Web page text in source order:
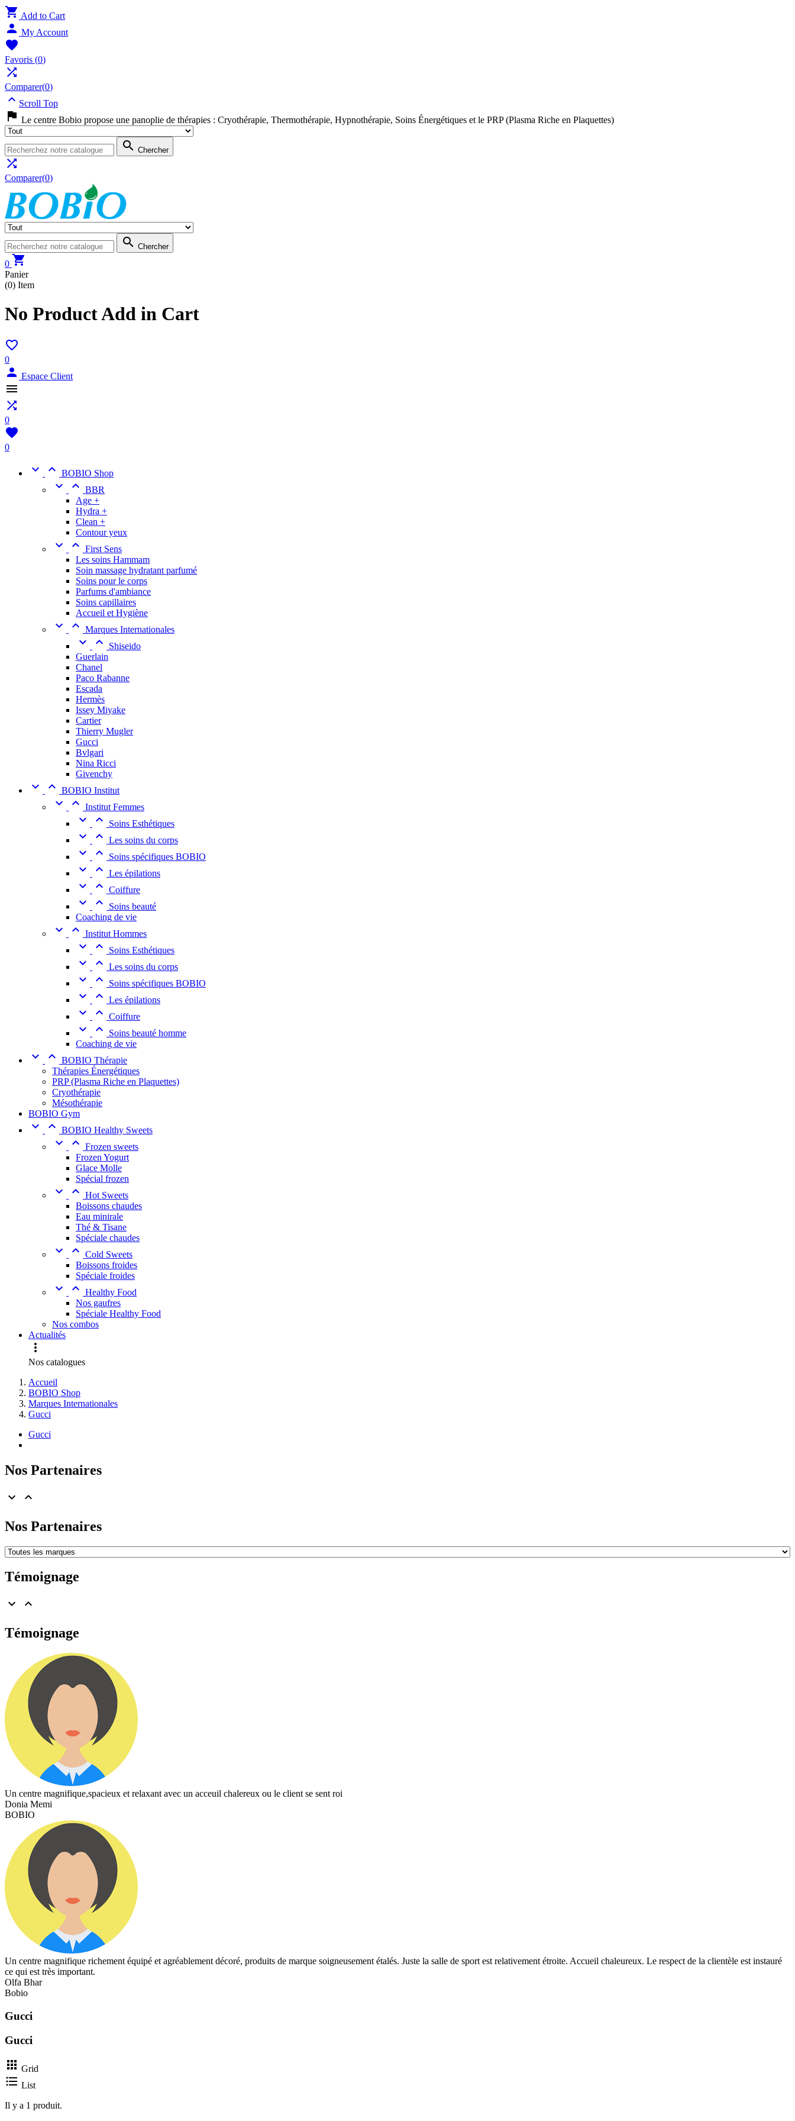
 Add to Cart
 My Account

Favoris (0)

Comparer(0)
 Scroll Top
 Le centre Bobio propose une panoplie de thérapies : Cryothérapie, Thermothérapie, Hypnothérapie, Soins Énergétiques et le PRP (Plasma Riche en Plaquettes)
 Chercher

Comparer(0)
 Chercher
0 
Panier
(0) Item
No Product Add in Cart

0
 Espace Client


0

0
  BOBIO Shop
  BBR
Age +
Hydra +
Clean +
Contour yeux
  First Sens
Les soins Hammam
Soin massage hydratant parfumé
Soins pour le corps
Parfums d'ambiance
Soins capillaires
Accueil et Hygiène
  Marques Internationales
 
Shiseido
Guerlain
Chanel
Paco Rabanne
Escada
Hermès
Issey Miyake
Cartier
Thierry Mugler
Gucci
Bvlgari
Nina Ricci
Givenchy
  BOBIO Institut
  Institut Femmes
  Soins Esthétiques
  Les soins du corps
  Soins spécifiques BOBIO
  Les épilations
  Coiffure
 
Soins beauté
Coaching de vie
  Institut Hommes
  Soins Esthétiques
  Les soins du corps
  Soins spécifiques BOBIO
  Les épilations
  Coiffure
 
Soins beauté homme
Coaching de vie
  BOBIO Thérapie
Thérapies Énergétiques
PRP (Plasma Riche en Plaquettes)
Cryothérapie
Mésothérapie
BOBIO Gym
  BOBIO Healthy Sweets
  Frozen sweets
Frozen Yogurt
Glace Molle
Spécial frozen
  Hot Sweets
Boissons chaudes
Eau minirale
Thé & Tisane
Spéciale chaudes
  Cold Sweets
Boissons froides
Spéciale froides
  Healthy Food
Nos gaufres
Spéciale Healthy Food
Nos combos
Actualités

Nos catalogues
Accueil
BOBIO Shop
Marques Internationales
Gucci
Gucci
Nos Partenaires
 
Nos Partenaires
Témoignage
 
Témoignage
Un centre magnifique,spacieux et relaxant avec un acceuil chalereux ou le client se sent roi
Donia Memi
BOBIO
Un centre magnifique richement équipé et agréablement décoré, produits de marque soigneusement étalés. Juste la salle de sport est relativement étroite. Accueil chaleureux. Le respect de la clientèle est instauré
ce qui est très important.
Olfa Bhar
Bobio
Gucci
Gucci
 Grid
 List
Il y a 1 produit.